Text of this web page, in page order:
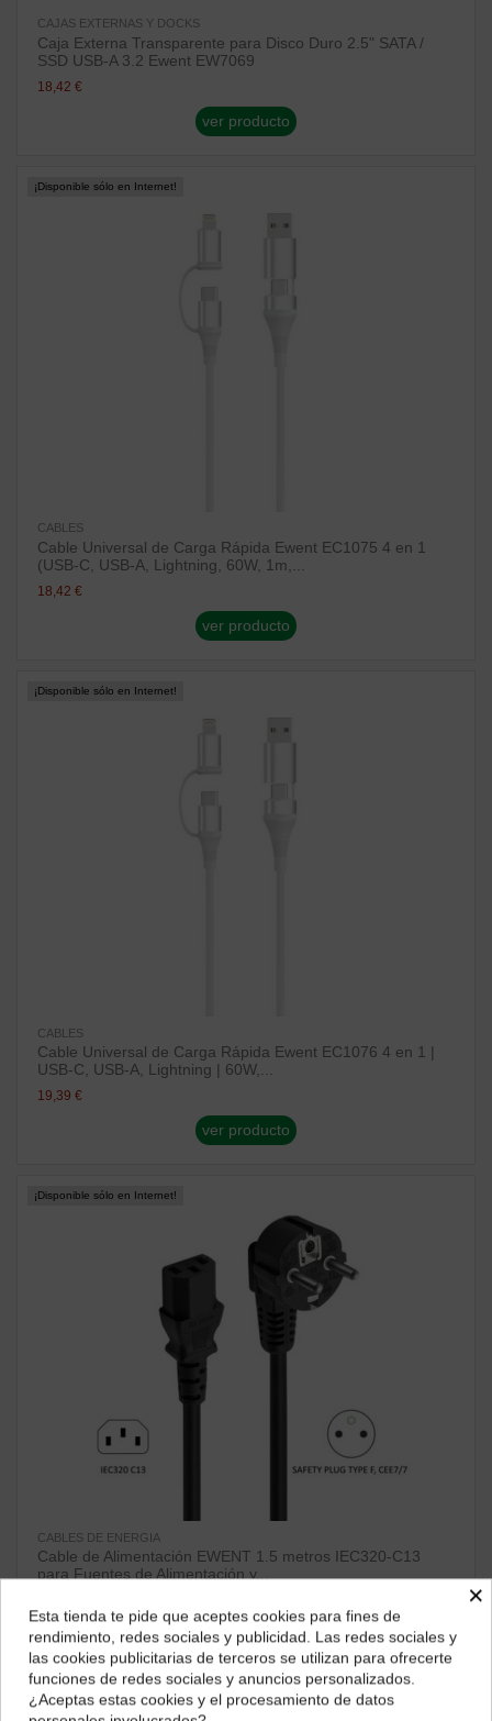
CAJAS EXTERNAS Y DOCKS
Caja Externa Transparente para Disco Duro 2.5" SATA /
SSD USB-A 3.2 Ewent EW7069
18,42 €
ver producto
¡Disponible sólo en Internet!
CABLES
Cable Universal de Carga Rápida Ewent EC1075 4 en 1
(USB-C, USB-A, Lightning, 60W, 1m,...
18,42 €
ver producto
¡Disponible sólo en Internet!
CABLES
Cable Universal de Carga Rápida Ewent EC1076 4 en 1 |
USB-C, USB-A, Lightning | 60W,...
19,39 €
ver producto
¡Disponible sólo en Internet!
CABLES DE ENERGIA
Cable de Alimentación EWENT 1.5 metros IEC320-C13
para Fuentes de Alimentación y...
ver producto
¡Disponible sólo en Internet!
¿Dónde deseas recibir tu pedido?
Selecciona tu ubicación para mostrarte los precios e
impuestos correctos para tu región.
×
Esta tienda te pide que aceptes cookies para fines de
rendimiento, redes sociales y publicidad. Las redes sociales y
las cookies publicitarias de terceros se utilizan para ofrecerte
funciones de redes sociales y anuncios personalizados.
¿Aceptas estas cookies y el procesamiento de datos